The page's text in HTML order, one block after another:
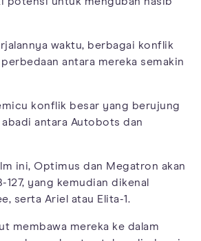
waktu, berbagai konflik
antara mereka semakin
konflik besar yang berujung
antara Autobots dan
ini, Optimus dan Megatron akan
yang kemudian dikenal
serta Ariel atau Elita-1.
membawa mereka ke dalam